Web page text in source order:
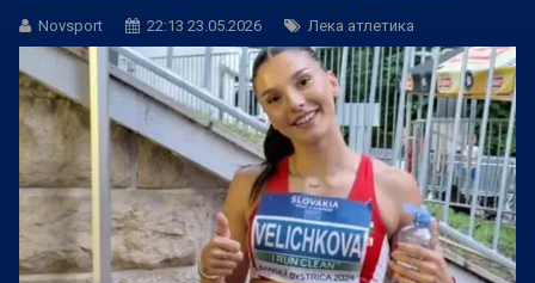
Novsport 22:13 23.05.2026 Лека атлетика